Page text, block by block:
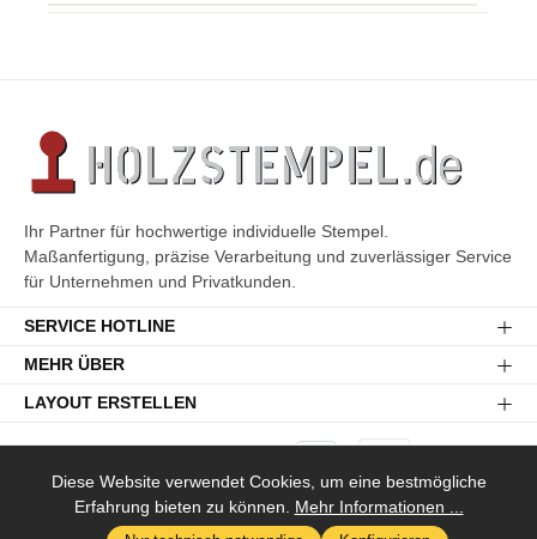
Ihr Partner für hochwertige individuelle Stempel.
Maßanfertigung, präzise Verarbeitung und zuverlässiger Service
für Unternehmen und Privatkunden.
SERVICE HOTLINE
MEHR ÜBER
LAYOUT ERSTELLEN
* Alle Preise inkl. gesetzl. Mehrwertsteuer zzgl. Versandkosten
Diese Website verwendet Cookies, um eine bestmögliche
Erfahrung bieten zu können. Mehr Informationen ...